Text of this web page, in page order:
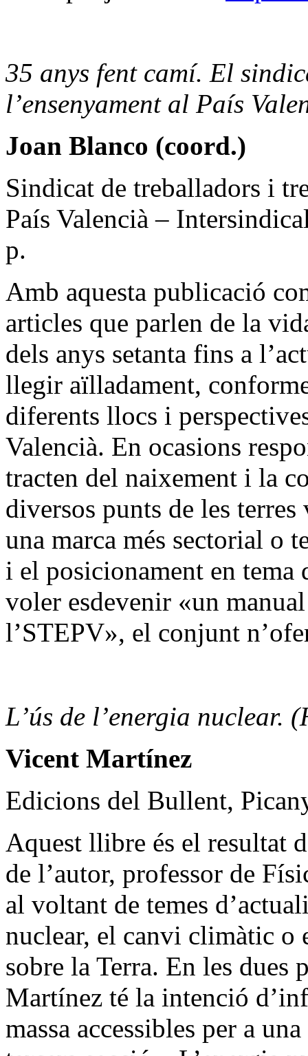
35 anys fent camí. El
l’ensenyament al País
Joan Blanco (coord.)
Sindicat de treballadors i
País Valencià –
p.
Amb aquesta publicació
articles que parlen de la
dels anys setanta fins a
llegir aïlladament,
diferents llocs i
Valencià. En ocasions
tracten del naixement i la
diversos punts de les
una marca més sectorial o
i el posicionament en
voler esdevenir «un
l’STEPV», el conjunt
L’ús de l’energia nuclear.
Vicent Martínez
Edicions del Bullent,
Aquest llibre és el resultat
de l’autor, professor de
al voltant de temes
nuclear, el canvi climàtic o
sobre la Terra. En les dues
Martínez té la intenció
massa accessibles per a